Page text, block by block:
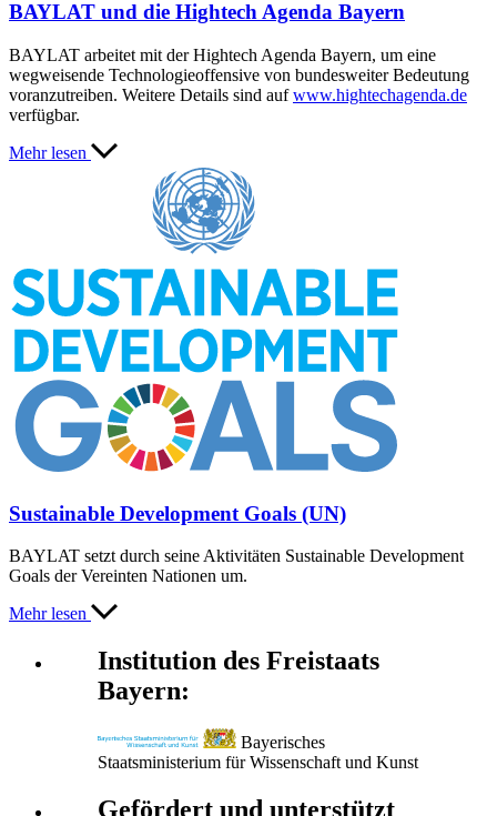
BAYLAT und die Hightech Agenda Bayern
BAYLAT arbeitet mit der Hightech Agenda Bayern, um eine
wegweisende Technologieoffensive von bundesweiter Bedeutung
voranzutreiben. Weitere Details sind aufwww.hightechagenda.de
verfügbar.
Mehr lesen
Sustainable Development Goals (UN)
BAYLAT setzt durch seine Aktivitäten Sustainable Development
Goals der Vereinten Nationen um.
Mehr lesen
Institution des Freistaats
Bayern:
Bayerisches
Staatsministerium für Wissenschaft und Kunst
Gefördert und unterstützt